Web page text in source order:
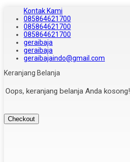
Kontak Kami
085864621700
085864621700
085864621700
geraibaja
geraibaja
geraibajaindo@gmail.com
Keranjang Belanja
Oops, keranjang belanja Anda kosong!
Checkout